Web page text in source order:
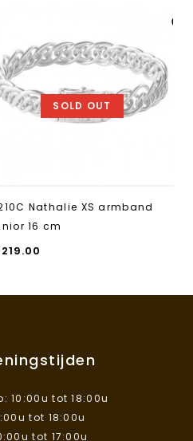
SOLD OUT
Nathalie XS armband
16 cm
219.00
10:00u tot 18:00u
tot 18:00u
tot 17:00u